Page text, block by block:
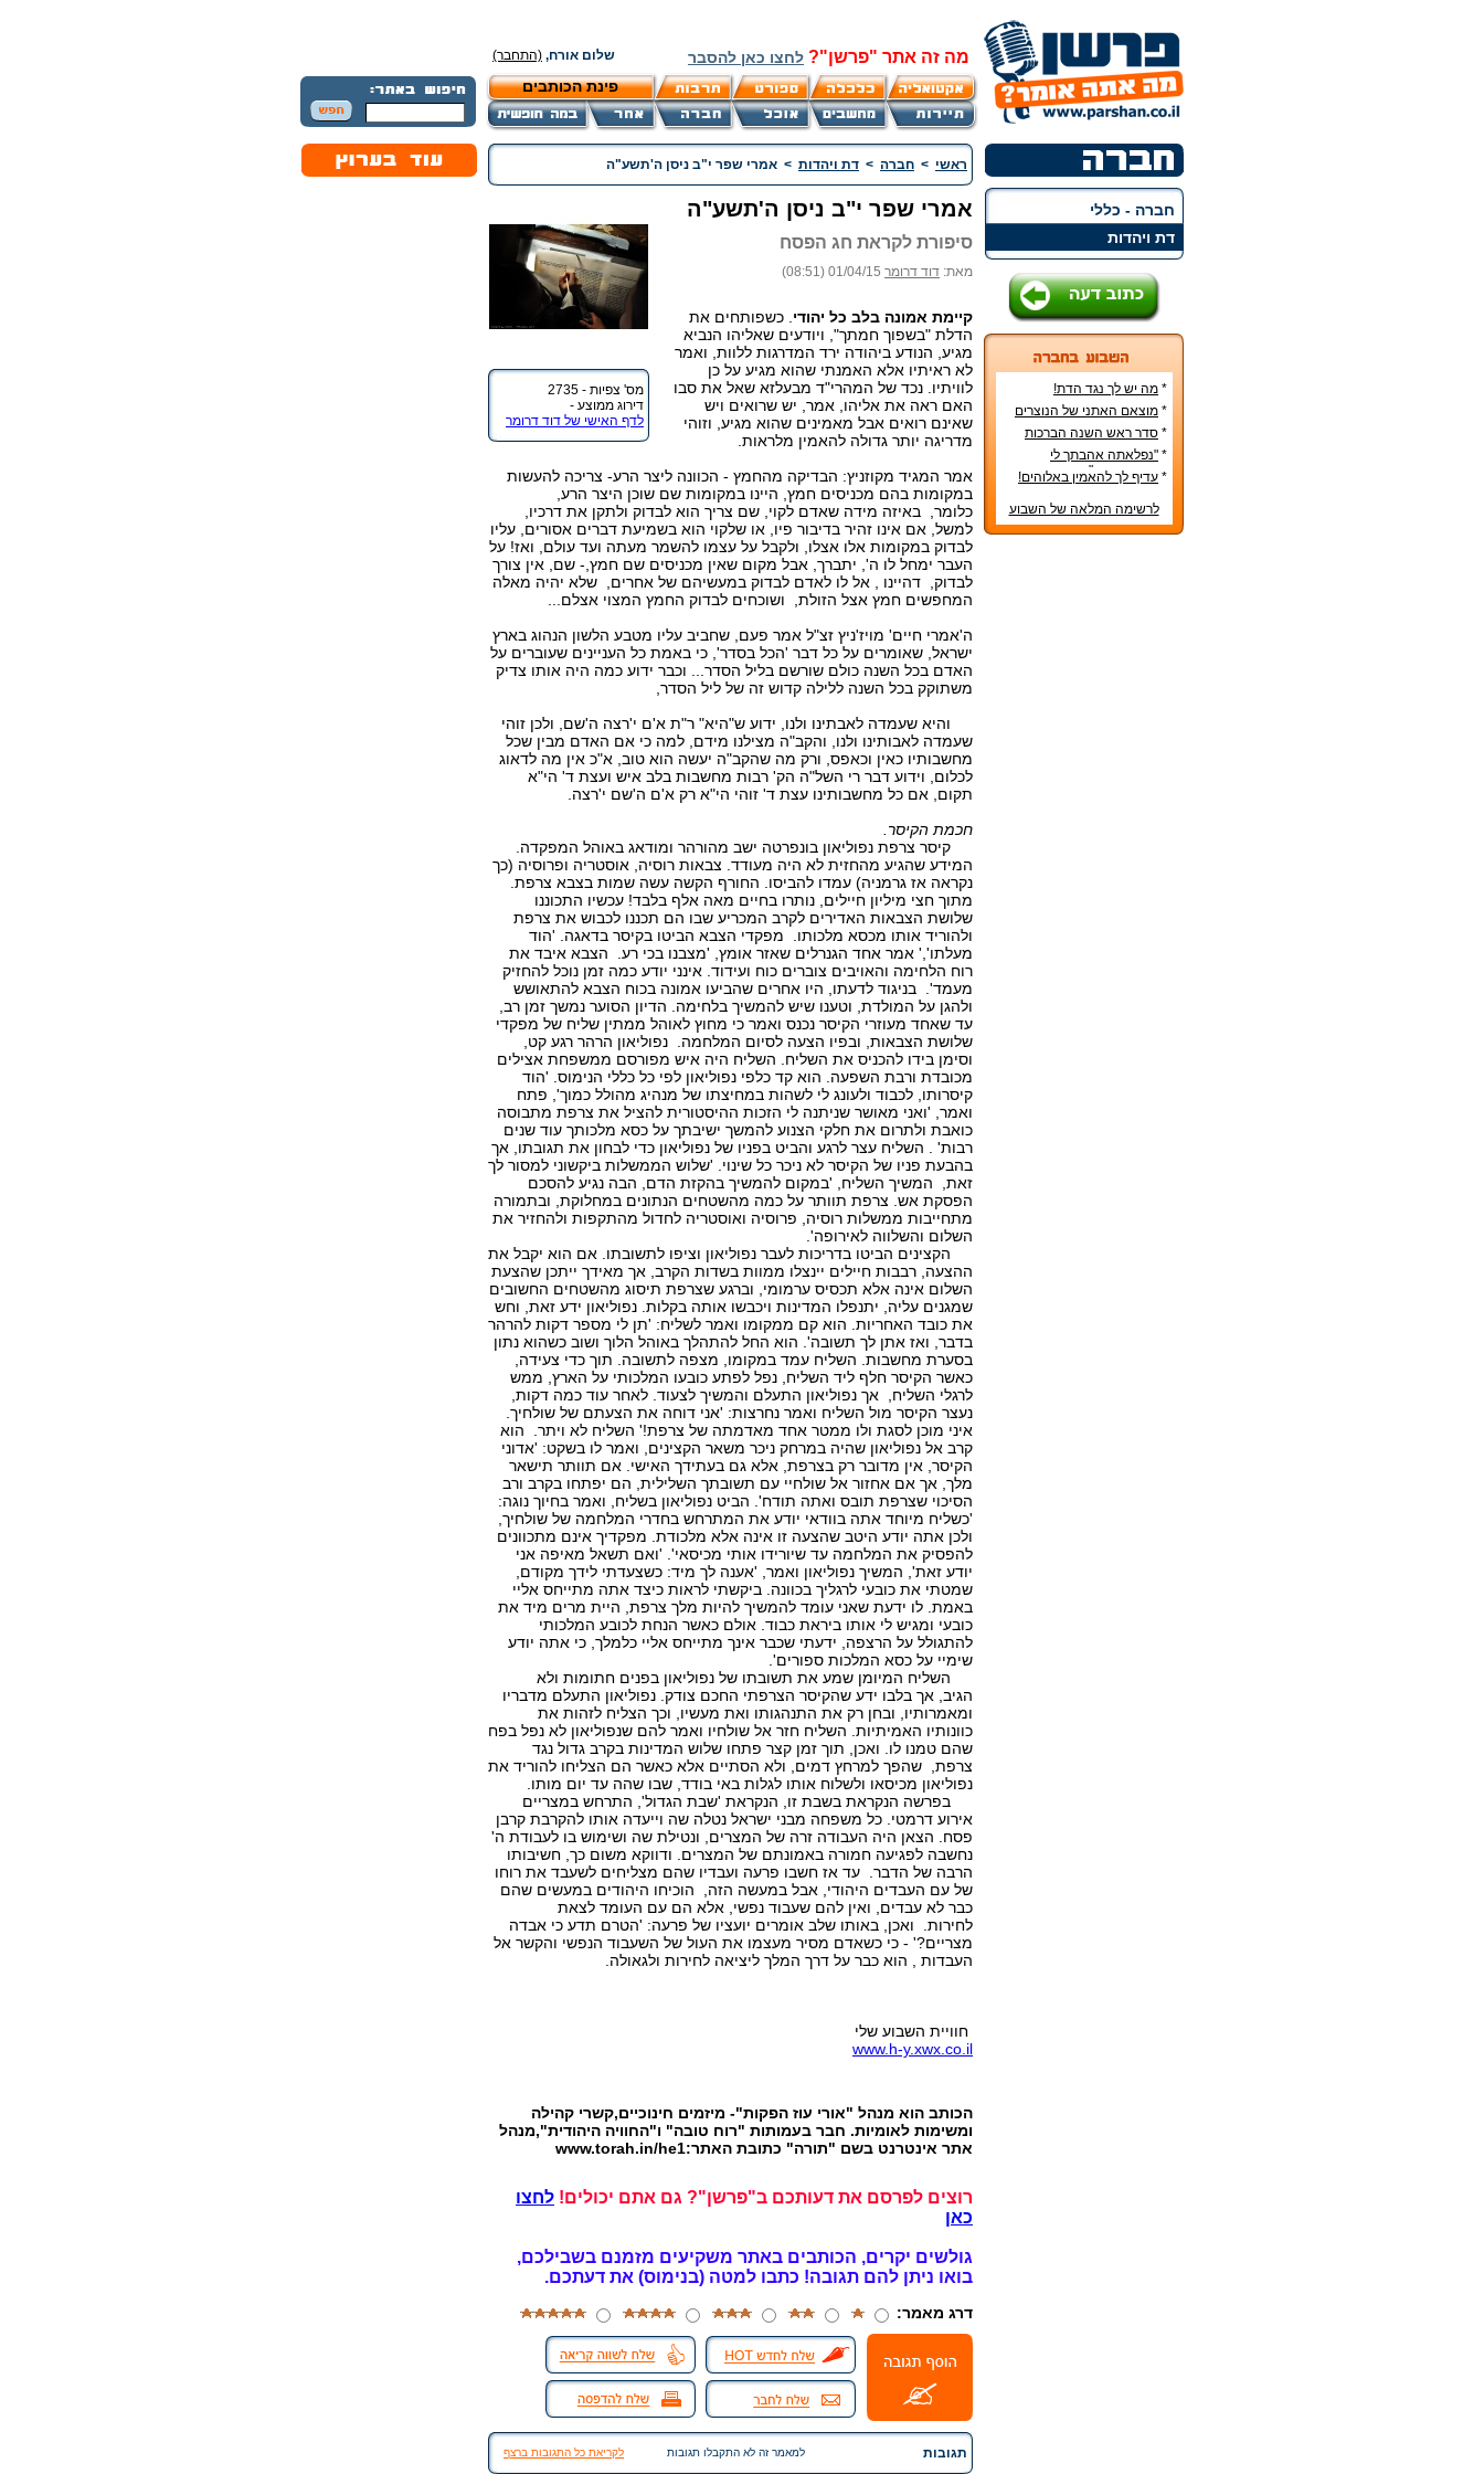
מה זה אתר "פרשן"? לחצו כאן להסבר שלום אורח, (התחבר)
פינת הכותבים
חברה - כללי
דת ויהדות
* מה יש לך נגד הדת!
* מוצאם האתני של הנוצרים
בארץ
* סדר ראש השנה הברכות
והסימנים
* "נפלאתה אהבתך לי
מאהבת נשים"
* עדיף לך להאמין באלוהים!
לרשימה המלאה של השבוע
ראשי > חברה > דת ויהדות > אמרי שפר י"ב ניסן ה'תשע"ה
מס' צפיות - 2735
דירוג ממוצע -
לדף האישי של דוד דרומר
אמרי שפר י"ב ניסן ה'תשע"ה
סיפורת לקראת חג הפסח
מאת: דוד דרומר 01/04/15 (08:51)
קיימת אמונה בלב כל יהודי . כשפותחים את
הדלת "בשפוך חמתך", ויודעים שאליהו הנביא
מגיע, הנודע ביהודה ירד המדרגות ללוות, ואמר
לא ראיתיו אלא האמנתי שהוא מגיע על כן
לוויתיו. נכד של המהרי"ד מבעלזא שאל את סבו
האם ראה את אליהו, אמר, יש שרואים ויש
שאינם רואים אבל מאמינים שהוא מגיע, וזוהי
מדריגה יותר גדולה להאמין מלראות.
אמר המגיד מקוזניץ: הבדיקה מהחמץ - הכוונה ליצר הרע- צריכה להעשות
במקומות בהם מכניסים חמץ, היינו במקומות שם שוכן היצר הרע,
כלומר, באיזה מידה שאדם לקוי, שם צריך הוא לבדוק ולתקן את דרכיו,
למשל, אם אינו זהיר בדיבור פיו, או שלקוי הוא בשמיעת דברים אסורים, עליו
לבדוק במקומות אלו אצלו, ולקבל על עצמו להשמר מעתה ועד עולם, ואז! על
העבר ימחל לו ה', יתברך, אבל מקום שאין מכניסים שם חמץ,- שם, אין צורך
לבדוק, דהיינו , אל לו לאדם לבדוק במעשיהם של אחרים, שלא יהיה מאלה
המחפשים חמץ אצל הזולת, ושוכחים לבדוק החמץ המצוי אצלם...
ה'אמרי חיים' מויז'ניץ זצ"ל אמר פעם, שחביב עליו מטבע הלשון הנהוג בארץ
ישראל, שאומרים על כל דבר 'הכל בסדר', כי באמת כל העניינים שעוברים על
האדם בכל השנה כולם שורשם בליל הסדר... וכבר ידוע כמה היה אותו צדיק
משתוקק בכל השנה ללילה קדוש זה של ליל הסדר,
והיא שעמדה לאבתינו ולנו, ידוע ש"היא" ר"ת א'ם י'רצה ה'שם, ולכן זוהי
שעמדה לאבותינו ולנו, והקב"ה מצילנו מידם, למה כי אם האדם מבין שכל
מחשבותיו כאין וכאפס, ורק מה שהקב"ה יעשה הוא טוב, א"כ אין מה לדאוג
לכלום, וידוע דבר רי השל"ה הק' רבות מחשבות בלב איש ועצת ד' הי"א
תקום, אם כל מחשבותינו עצת ד' זוהי הי"א רק א'ם ה'שם י'רצה.
חכמת הקיסר.
קיסר צרפת נפוליאון בונפרטה ישב מהורהר ומודאג באוהל המפקדה.
המידע שהגיע מהחזית לא היה מעודד. צבאות רוסיה, אוסטריה ופרוסיה (כך
נקראה אז גרמניה) עמדו להביסו. החורף הקשה עשה שמות בצבא צרפת.
מתוך חצי מיליון חיילים, נותרו בחיים מאה אלף בלבד! עכשיו התכוננו
שלושת הצבאות האדירים לקרב המכריע שבו הם תכננו לכבוש את צרפת
ולהוריד אותו מכסא מלכותו. מפקדי הצבא הביטו בקיסר בדאגה. 'הוד
מעלתו',' אמר אחד הגנרלים שאזר אומץ, 'מצבנו בכי רע. הצבא איבד את
רוח הלחימה והאויבים צוברים כוח ועידוד. אינני יודע כמה זמן נוכל להחזיק
מעמד'. בניגוד לדעתו, היו אחרים שהביעו אמונה בכוח הצבא להתאושש
ולהגן על המולדת, וטענו שיש להמשיך בלחימה. הדיון הסוער נמשך זמן רב,
עד שאחד מעוזרי הקיסר נכנס ואמר כי מחוץ לאוהל ממתין שליח של מפקדי
שלושת הצבאות, ובפיו הצעה לסיום המלחמה. נפוליאון הרהר רגע קט,
וסימן בידו להכניס את השליח. השליח היה איש מפורסם ממשפחת אצילים
מכובדת ורבת השפעה. הוא קד כלפי נפוליאון לפי כל כללי הנימוס. 'הוד
קיסרותו, לכבוד ולעונג לי לשהות במחיצתו של מנהיג מהולל כמוך', פתח
ואמר, 'ואני מאושר שניתנה לי הזכות ההיסטורית להציל את צרפת מתבוסה
כואבת ולתרום את חלקי הצנוע להמשך ישיבתך על כסא מלכותך עוד שנים
רבות' . השליח עצר לרגע והביט בפניו של נפוליאון כדי לבחון את תגובתו, אך
בהבעת פניו של הקיסר לא ניכר כל שינוי. 'שלוש הממשלות ביקשוני למסור לך
זאת, המשיך השליח, 'במקום להמשיך בהקזת הדם, הבה נגיע להסכם
הפסקת אש. צרפת תוותר על כמה מהשטחים הנתונים במחלוקת, ובתמורה
מתחייבות ממשלות רוסיה, פרוסיה ואוסטריה לחדול מהתקפות ולהחזיר את
השלום והשלווה לאירופה'.
הקצינים הביטו בדריכות לעבר נפוליאון וציפו לתשובתו. אם הוא יקבל את
ההצעה, רבבות חיילים יינצלו ממוות בשדות הקרב, אך מאידך ייתכן שהצעת
השלום אינה אלא תכסיס ערמומי, וברגע שצרפת תיסוג מהשטחים החשובים
שמגנים עליה, יתנפלו המדינות ויכבשו אותה בקלות. נפוליאון ידע זאת, וחש
את כובד האחריות. הוא קם ממקומו ואמר לשליח: 'תן לי מספר דקות להרהר
בדבר, ואז אתן לך תשובה'. הוא החל להתהלך באוהל הלוך ושוב כשהוא נתון
בסערת מחשבות. השליח עמד במקומו, מצפה לתשובה. תוך כדי צעידה,
כאשר הקיסר חלף ליד השליח, נפל לפתע כובעו המלכותי על הארץ, ממש
לרגלי השליח, אך נפוליאון התעלם והמשיך לצעוד. לאחר עוד כמה דקות,
נעצר הקיסר מול השליח ואמר נחרצות: 'אני דוחה את הצעתם של שולחיך.
איני מוכן לסגת ולו ממטר אחד מאדמתה של צרפת!' השליח לא ויתר. הוא
קרב אל נפוליאון שהיה במרחק ניכר משאר הקצינים, ואמר לו בשקט: 'אדוני
הקיסר, אין מדובר רק בצרפת, אלא גם בעתידך האישי. אם תוותר תישאר
מלך, אך אם אחזור אל שולחיי עם תשובתך השלילית, הם יפתחו בקרב ורב
הסיכוי שצרפת תובס ואתה תודח'. הביט נפוליאון בשליח, ואמר בחיוך נוגה:
'כשליח מיוחד אתה בוודאי יודע את המתרחש בחדרי המלחמה של שולחיך,
ולכן אתה יודע היטב שהצעה זו אינה אלא מלכודת. מפקדיך אינם מתכוונים
להפסיק את המלחמה עד שיורידו אותי מכיסאי'. 'ואם תשאל מאיפה אני
יודע זאת', המשיך נפוליאון ואמר, 'אענה לך מיד: כשצעדתי לידך מקודם,
שמטתי את כובעי לרגליך בכוונה. ביקשתי לראות כיצד אתה מתייחס אליי
באמת. לו ידעת שאני עומד להמשיך להיות מלך צרפת, היית מרים מיד את
כובעי ומגיש לי אותו ביראת כבוד. אולם כאשר הנחת לכובע המלכותי
להתגולל על הרצפה, ידעתי שכבר אינך מתייחס אליי כלמלך, כי אתה יודע
שימיי על כסא המלכות ספורים'.
השליח המיומן שמע את תשובתו של נפוליאון בפנים חתומות ולא
הגיב, אך בלבו ידע שהקיסר הצרפתי החכם צודק. נפוליאון התעלם מדבריו
ומאמרותיו, ובחן רק את התנהגותו ואת מעשיו, וכך הצליח לזהות את
כוונותיו האמיתיות. השליח חזר אל שולחיו ואמר להם שנפוליאון לא נפל בפח
שהם טמנו לו. ואכן, תוך זמן קצר פתחו שלוש המדינות בקרב גדול נגד
צרפת, שהפך למרחץ דמים, ולא הסתיים אלא כאשר הם הצליחו להוריד את
נפוליאון מכיסאו ולשלוח אותו לגלות באי בודד, שבו שהה עד יום מותו.
בפרשה הנקראת בשבת זו, הנקראת 'שבת הגדול', התרחש במצריים
אירוע דרמטי. כל משפחה מבני ישראל נטלה שה וייעדה אותו להקרבת קרבן
פסח. הצאן היה העבודה זרה של המצרים, ונטילת שה ושימוש בו לעבודת ה'
נחשבה לפגיעה חמורה באמונתם של המצרים. ודווקא משום כך, חשיבותו
הרבה של הדבר. עד אז חשבו פרעה ועבדיו שהם מצליחים לשעבד את רוחו
של עם העבדים היהודי, אבל במעשה הזה, הוכיחו היהודים במעשים שהם
כבר לא עבדים, ואין להם שעבוד נפשי, אלא הם עם העומד לצאת
לחירות. ואכן, באותו שלב אומרים יועציו של פרעה: 'הטרם תדע כי אבדה
מצריים?' - כי כשאדם מסיר מעצמו את העול של השעבוד הנפשי והקשר אל
העבדות , הוא כבר על דרך המלך ליציאה לחירות ולגאולה.
חוויית השבוע שלי
www.h-y.xwx.co.il
הכותב הוא מנהל "אורי עוז הפקות"- מיזמים חינוכיים,קשרי קהילה
ומשימות לאומיות. חבר בעמותות "רוח טובה" ו"החוויה היהודית",מנהל
אתר אינטרנט בשם "תורה" כתובת האתר:www.torah.in/he1
רוצים לפרסם את דעותכם ב"פרשן"? גם אתם יכולים! לחצו
כאן
גולשים יקרים, הכותבים באתר משקיעים מזמנם בשבילכם,
בואו ניתן להם תגובה! כתבו למטה (בנימוס) את דעתכם.
דרג מאמר:
תגובות למאמר זה לא התקבלו תגובות לקריאת כל התגובות ברצף